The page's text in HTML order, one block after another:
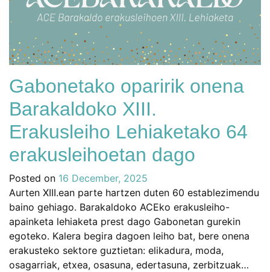
Gabonetako oparirik onena
Barakaldoko XIII.
Erakusleiho Lehiaketako 64
erakusleihoetan dago
Posted on 16 December, 2025
Aurten XIII.ean parte hartzen duten 60 establezimendu
baino gehiago. Barakaldoko ACEko erakusleiho-
apainketa lehiaketa prest dago Gabonetan gurekin
egoteko. Kalera begira dagoen leiho bat, bere onena
erakusteko sektore guztietan: elikadura, moda,
osagarriak, etxea, osasuna, edertasuna, zerbitzuak…